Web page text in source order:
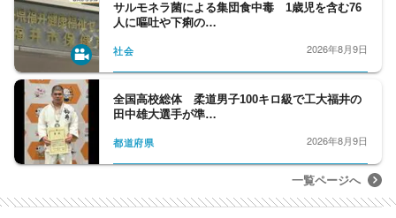
サルモネラ菌による集団食中毒 1歳児を含む76
人に嘔吐や下痢の…
社会 2026年8月9日
全国高校総体 柔道男子100キロ級で工大福井の
田中雄大選手が準…
都道府県 2026年8月9日
一覧ページへ